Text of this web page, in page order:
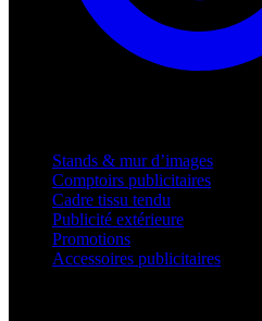
Stands & mur d’images
Comptoirs publicitaires
Cadre tissu tendu
Publicité extérieure
Promotions
Accessoires publicitaires